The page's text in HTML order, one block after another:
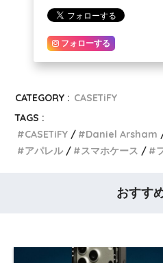
フォローする
CATEGORY : CASETiFY
TAGS :
CASETiFY
Daniel Arsham
アパレル
スマホケース
おすす